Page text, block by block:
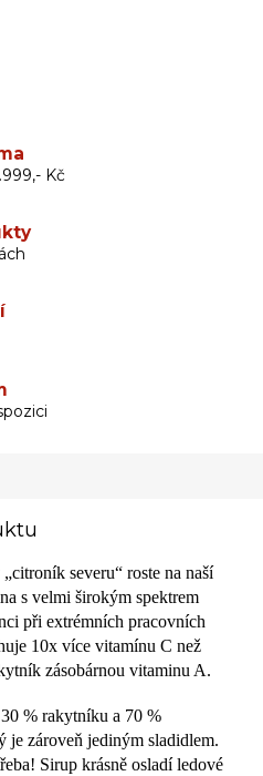
Kč
severu“ roste na naší
s velmi širokým spektrem
při extrémních pracovních
10x více vitamínu C než
zásobárnou vitaminu A.
% rakytníku a 70 %
je zároveň jediným sladidlem.
Sirup krásně osladí ledové